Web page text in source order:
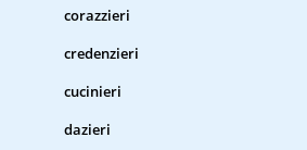
corazzieri
credenzieri
cucinieri
dazieri